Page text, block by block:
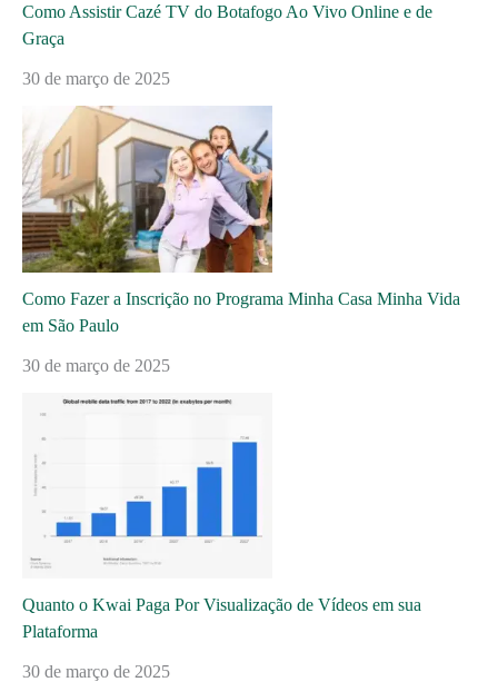
Como Assistir Cazé TV do Botafogo Ao Vivo Online e de
Graça
30 de março de 2025
Como Fazer a Inscrição no Programa Minha Casa Minha Vida
em São Paulo
30 de março de 2025
Quanto o Kwai Paga Por Visualização de Vídeos em sua
Plataforma
30 de março de 2025